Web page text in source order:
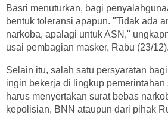
Basri menuturkan, bagi
bentuk toleransi apapun. "Tidak ada
narkoba, apalagi untuk ASN,"
usai pembagian masker, Rabu (23/12).
Selain itu, salah satu persyaratan
ingin bekerja di lingkup pemerintahan
harus menyertakan surat bebas
kepolisian, BNN ataupun dari pihak